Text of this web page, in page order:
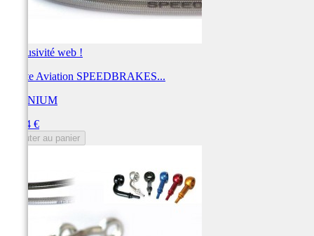
Exclusivité web !
Durite Aviation SPEEDBRAKES...
TECNIUM
43,14 €
Ajouter au panier